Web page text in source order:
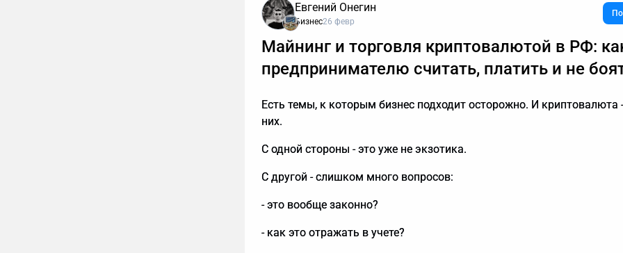
К сожалению, звонок с незнакомого номера — это обычно спам. И
обязаны тратить время, объясняя в десятый раз за день, что вам не
интересны кредиты, консультации и прочие услуги. Если вы
упустить действительно важный разговор, например, ждете
расскажу, почему стоит делегировать телефонные звонки мне.
Евгений Онегин
Бизнес26 февр
Майнинг и торговля криптовалютой в РФ:
предпринимателю считать, платить и не
Есть темы, к которым бизнес подходит осторожно. И криптовалюта
них.
С одной стороны - это уже не экзотика.
С другой - слишком много вопросов:
- это вообще законно?
- как это отражать в учете?